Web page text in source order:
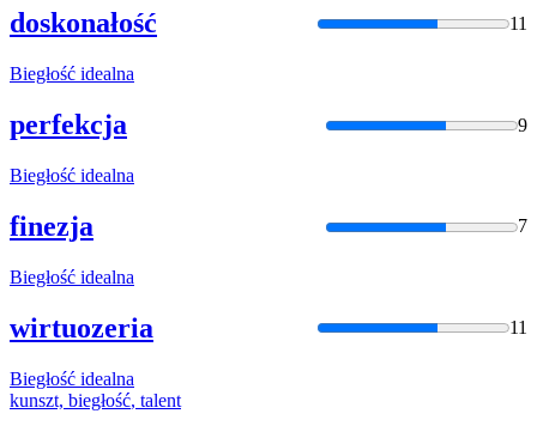
doskonałość 11
Biegłość idealna
perfekcja 9
Biegłość idealna
finezja 7
Biegłość idealna
wirtuozeria 11
Biegłość idealna
kunszt, biegłość, talent